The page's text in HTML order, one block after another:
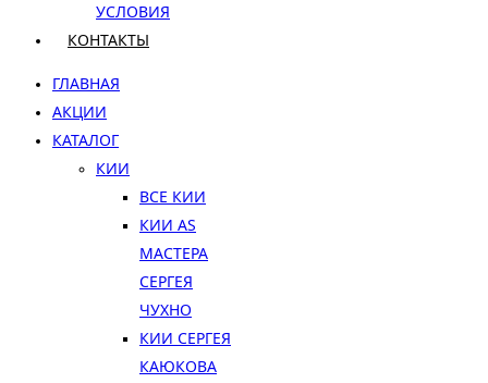
УСЛОВИЯ
КОНТАКТЫ
ГЛАВНАЯ
АКЦИИ
КАТАЛОГ
КИИ
ВСЕ КИИ
КИИ AS
МАСТЕРА
СЕРГЕЯ
ЧУХНО
КИИ СЕРГЕЯ
КАЮКОВА